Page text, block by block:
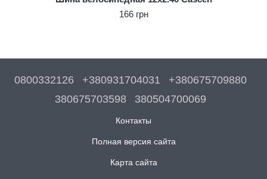
166 грн
0800332126 +380931704031
+380675709880
380675703598
380504700069
Контакты
Полная версия сайта
Карта сайта